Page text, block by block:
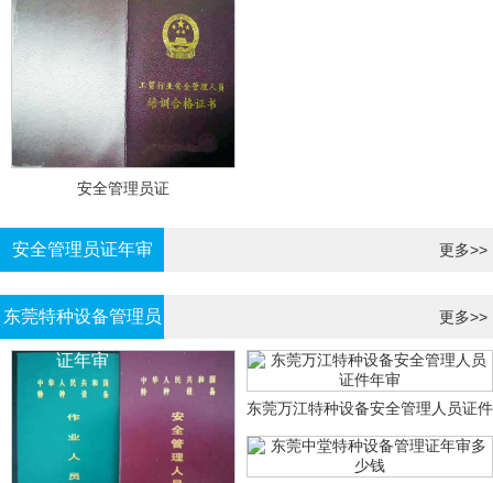
安全管理员证
安全管理员证年审 更多>>
东莞特种设备管理员
证年审
更多>>
东莞万江特种设备安全管理人员证件
年审